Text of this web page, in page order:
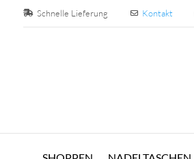
Schnelle Lieferung Kontakt